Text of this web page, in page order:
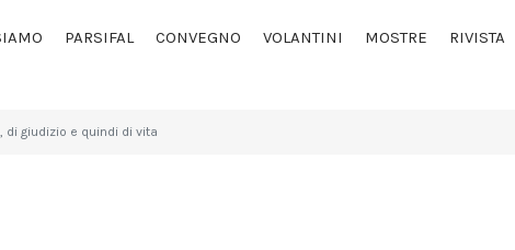
PARSIFAL CONVEGNO VOLANTINI MOSTRE RIVISTA
giudizio e quindi di vita